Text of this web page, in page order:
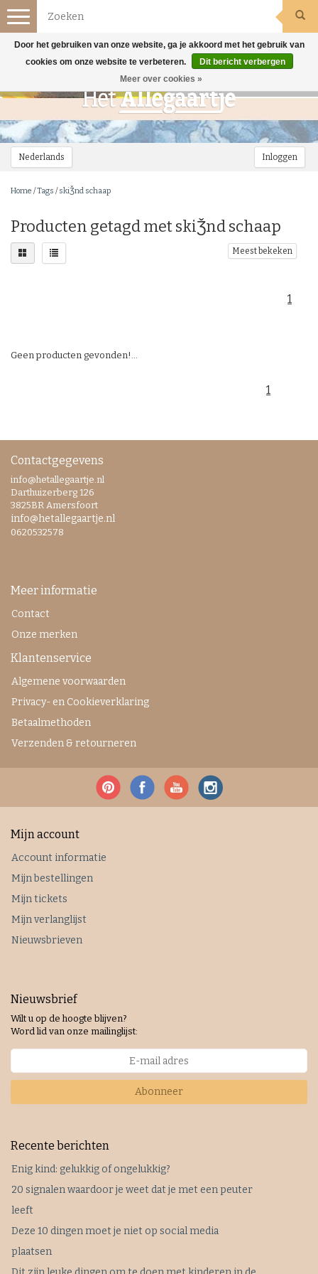
Nederlands Inloggen
Toggle
navigation
Home /Tags /skiǮnd schaap
Producten getagd met skiǮnd schaap
Meest bekeken
1
Geen producten gevonden!...
1
Contactgegevens
info@hetallegaartje.nl
Darthuizerberg 126
3825BR Amersfoort
info@hetallegaartje.nl
0620532578
Meer informatie
Contact
Onze merken
Klantenservice
Algemene voorwaarden
Privacy- en Cookieverklaring
Betaalmethoden
Verzenden & retourneren
Mijn account
Account informatie
Mijn bestellingen
Mijn tickets
Mijn verlanglijst
Nieuwsbrieven
Nieuwsbrief
Wilt u op de hoogte blijven?
Word lid van onze mailinglijst:
Abonneer
Recente berichten
Enig kind: gelukkig of ongelukkig?
20 signalen waardoor je weet dat je met een peuter
leeft
Deze 10 dingen moet je niet op social media
plaatsen
Door het gebruiken van onze website, ga je akkoord met het gebruik van
cookies om onze website te verbeteren.
Dit bericht verbergen
Meer over cookies »